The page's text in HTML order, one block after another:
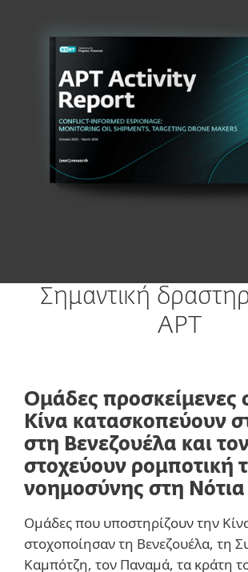
Σημαντική
APT
Ομάδες προσκείμενες
Κίνα κατασκοπεύουν
στη Βενεζουέλα και
στοχεύουν ρομποτική
νοημοσύνης στη
Ομάδες που υποστηρίζουν την
στοχοποίησαν τη Βενεζουέλα, τη
Καμπότζη, τον Παναμά, τα κράτη